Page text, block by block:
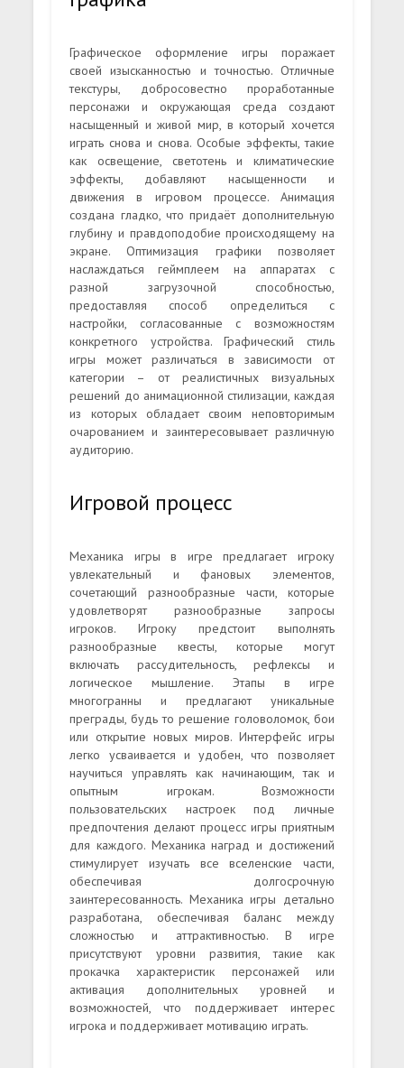
Графическое оформление игры поражает
своей изысканностью и точностью. Отличные
текстуры, добросовестно проработанные
персонажи и окружающая среда создают
насыщенный и живой мир, в который хочется
играть снова и снова. Особые эффекты, такие
как освещение, светотень и климатические
эффекты, добавляют насыщенности и
движения в игровом процессе. Анимация
создана гладко, что придаёт дополнительную
глубину и правдоподобие происходящему на
экране. Оптимизация графики позволяет
наслаждаться геймплеем на аппаратах с
разной загрузочной способностью,
предоставляя способ определиться с
настройки, согласованные с возможностям
конкретного устройства. Графический стиль
игры может различаться в зависимости от
категории – от реалистичных визуальных
решений до анимационной стилизации, каждая
из которых обладает своим неповторимым
очарованием и заинтересовывает различную
аудиторию.
Игровой процесс
Механика игры в игре предлагает игроку
увлекательный и фановых элементов,
сочетающий разнообразные части, которые
удовлетворят разнообразные запросы
игроков. Игроку предстоит выполнять
разнообразные квесты, которые могут
включать рассудительность, рефлексы и
логическое мышление. Этапы в игре
многогранны и предлагают уникальные
преграды, будь то решение головоломок, бои
или открытие новых миров. Интерфейс игры
легко усваивается и удобен, что позволяет
научиться управлять как начинающим, так и
опытным игрокам. Возможности
пользовательских настроек под личные
предпочтения делают процесс игры приятным
для каждого. Механика наград и достижений
стимулирует изучать все вселенские части,
обеспечивая долгосрочную
заинтересованность. Механика игры детально
разработана, обеспечивая баланс между
сложностью и аттрактивностью. В игре
присутствуют уровни развития, такие как
прокачка характеристик персонажей или
активация дополнительных уровней и
возможностей, что поддерживает интерес
игрока и поддерживает мотивацию играть.